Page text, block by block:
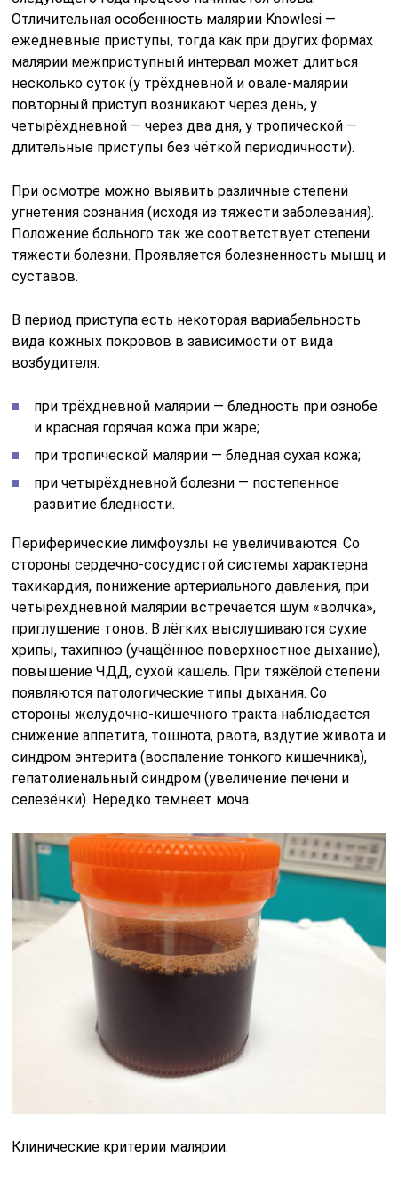
Отличительная особенность малярии Knowlesi —
ежедневные приступы, тогда как при других формах
малярии межприступный интервал может длиться
несколько суток (у трёхдневной и овале-малярии
повторный приступ возникают через день, у
четырёхдневной — через два дня, у тропической —
длительные приступы без чёткой периодичности).
При осмотре можно выявить различные степени
угнетения сознания (исходя из тяжести заболевания).
Положение больного так же соответствует степени
тяжести болезни. Проявляется болезненность мышц и
суставов.
В период приступа есть некоторая вариабельность
вида кожных покровов в зависимости от вида
возбудителя:
при трёхдневной малярии — бледность при ознобе
и красная горячая кожа при жаре;
при тропической малярии — бледная сухая кожа;
при четырёхдневной болезни — постепенное
развитие бледности.
Периферические лимфоузлы не увеличиваются. Со
стороны сердечно-сосудистой системы характерна
тахикардия, понижение артериального давления, при
четырёхдневной малярии встречается шум «волчка»,
приглушение тонов. В лёгких выслушиваются сухие
хрипы, тахипноэ (учащённое поверхностное дыхание),
повышение ЧДД, сухой кашель. При тяжёлой степени
появляются патологические типы дыхания. Со
стороны желудочно-кишечного тракта наблюдается
снижение аппетита, тошнота, рвота, вздутие живота и
синдром энтерита (воспаление тонкого кишечника),
гепатолиенальный синдром (увеличение печени и
селезёнки). Нередко темнеет моча.
Клинические критерии малярии: